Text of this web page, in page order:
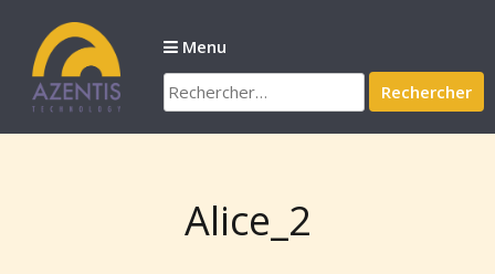
contenu
Menu
Rechercher :
Alice_2